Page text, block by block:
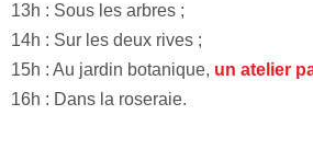
13h : Sous les arbres ;
14h : Sur les deux rives ;
15h : Au jardin botanique, un atelier
16h : Dans la roseraie.